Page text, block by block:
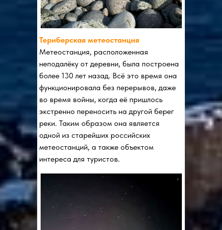
Териберская метеостанция
Метеостанция, расположенная
неподалёку от деревни, была построена
более 130 лет назад. Всё это время она
функционировала без перерывов, даже
во время войны, когда её пришлось
экстренно переносить на другой берег
реки. Таким образом она является
одной из старейших российских
метеостанций, а также объектом
интереса для туристов.